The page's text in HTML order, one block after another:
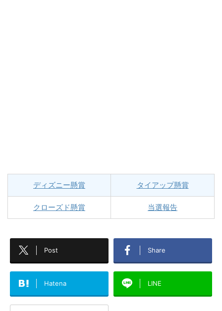
ディズニー懸賞 タイアップ懸賞
クローズド懸賞 当選報告
Post Share
Hatena LINE